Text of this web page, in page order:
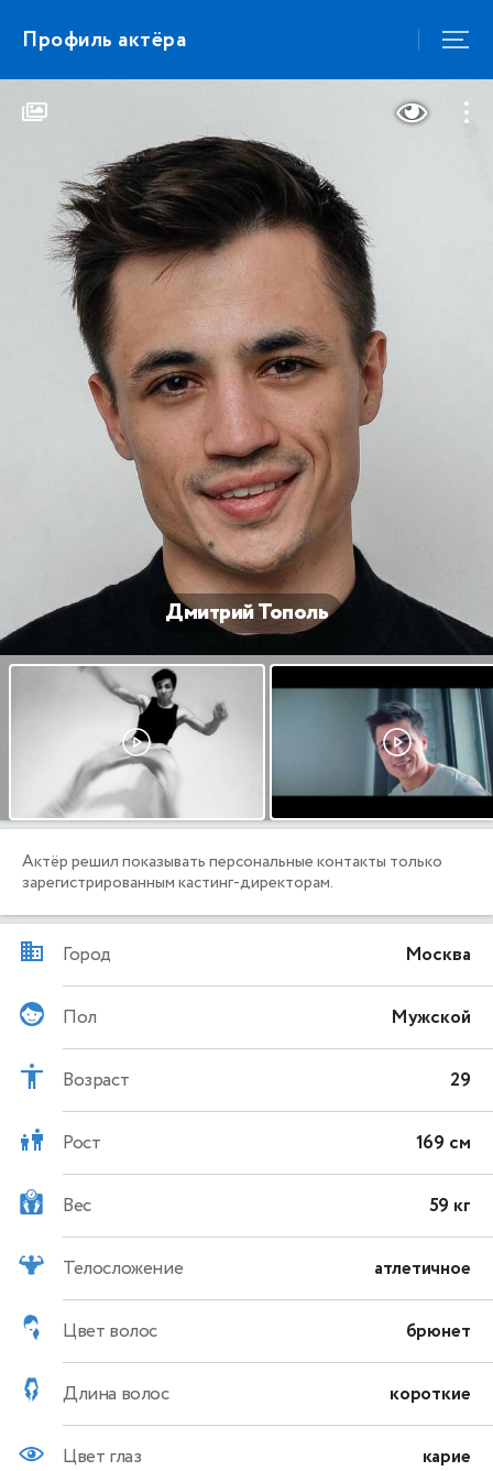
Профиль актёра
Дмитрий Тополь
Актёр решил показывать персональные контакты только
зарегистрированным кастинг-директорам.
Город Москва
Пол Мужской
Возраст 29
Рост 169 см
Вес 59 кг
Телосложение атлетичное
Цвет волос брюнет
Длина волос короткие
Цвет глаз карие